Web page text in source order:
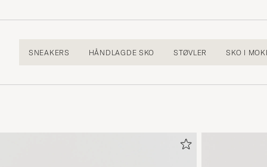
SNEAKERS HÅNDLAGDE SKO STØVLER SKO I